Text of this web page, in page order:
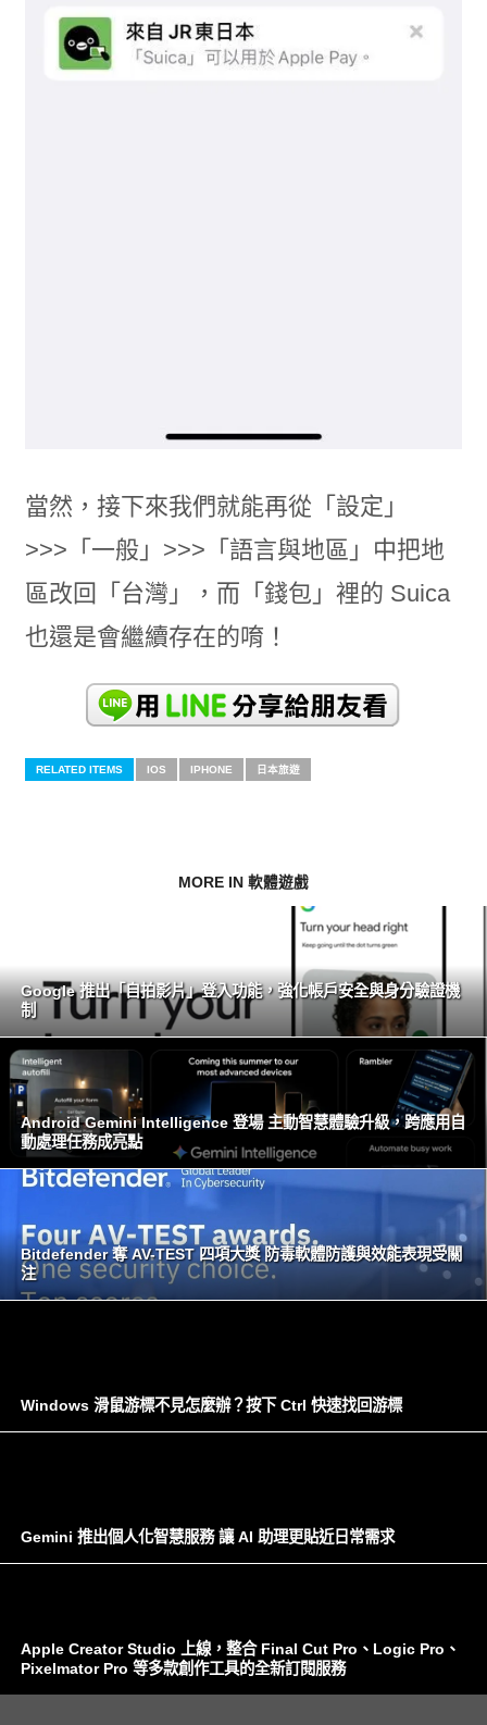
當然，接下來我們就能再從「設定」
>>>「一般」>>>「語言與地區」中把地
區改回「台灣」，而「錢包」裡的 Suica
也還是會繼續存在的唷！
RELATED ITEMS IOS IPHONE 日本旅遊
MORE IN 軟體遊戲
Google 推出「自拍影片」登入功能，強化帳戶安全與身分驗證機
制
Android Gemini Intelligence 登場 主動智慧體驗升級，跨應用自
動處理任務成亮點
Bitdefender 奪 AV-TEST 四項大獎 防毒軟體防護與效能表現受關
注
Windows 滑鼠游標不見怎麼辦？按下 Ctrl 快速找回游標
Gemini 推出個人化智慧服務 讓 AI 助理更貼近日常需求
Apple Creator Studio 上線，整合 Final Cut Pro、Logic Pro、
Pixelmator Pro 等多款創作工具的全新訂閱服務